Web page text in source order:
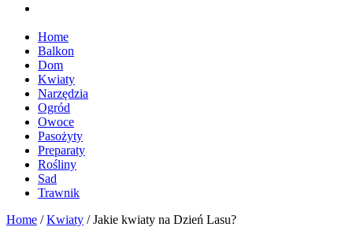
Home
Balkon
Dom
Kwiaty
Narzędzia
Ogród
Owoce
Pasożyty
Preparaty
Rośliny
Sad
Trawnik
Home /Kwiaty /Jakie kwiaty na Dzień Lasu?